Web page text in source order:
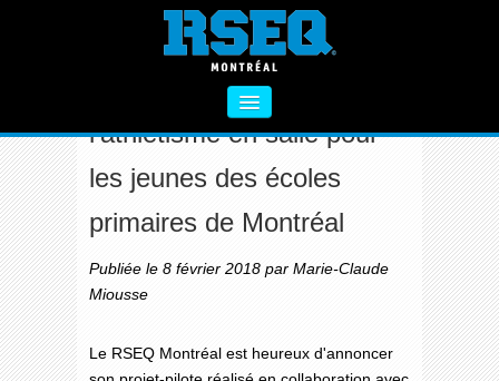
À PROPOS
SECTEUR PRIMAIRE
SECTEUR SECONDAIRE
VIE SAINE
ACTIVITÉS COMPLÉMENTAIRES
INITIATION À L'ATHLÉTISME
Projet-pilote d'initiation à
l'athlétisme en salle pour
les jeunes des écoles
primaires de Montréal
Publiée le 8 février 2018 par Marie-Claude
Miousse
Le RSEQ Montréal est heureux d'annoncer